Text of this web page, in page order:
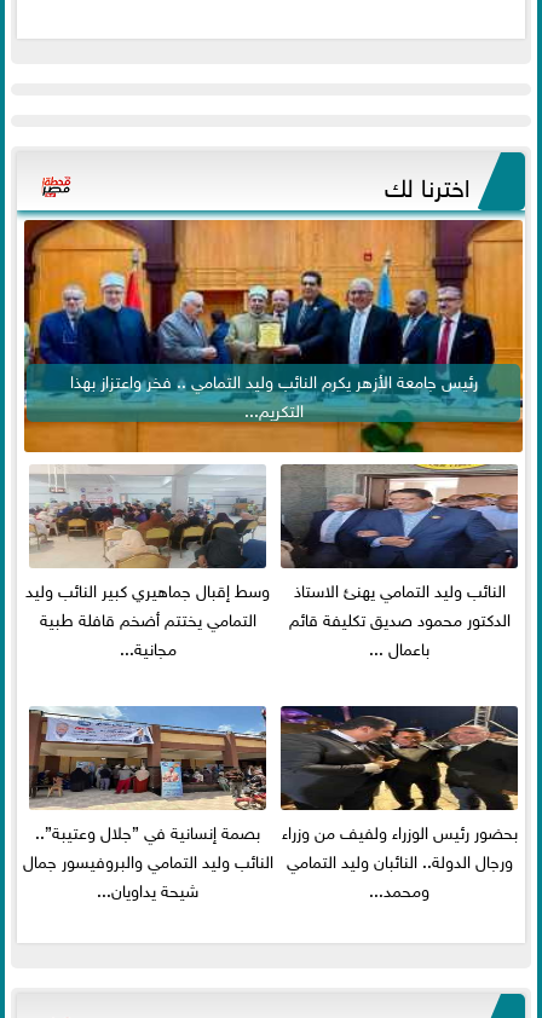
اخترنا لك
رئيس جامعة الأزهر يكرم النائب وليد التمامي .. فخر واعتزاز بهذا
التكريم...
النائب وليد التمامي يهنئ الاستاذ
الدكتور محمود صديق تكليفة قائم
باعمال ...
وسط إقبال جماهيري كبير النائب وليد
التمامي يختتم أضخم قافلة طبية
مجانية...
بحضور رئيس الوزراء ولفيف من وزراء
ورجال الدولة.. النائبان وليد التمامي
ومحمد...
بصمة إنسانية في ”جلال وعتيبة”..
النائب وليد التمامي والبروفيسور جمال
شيحة يداويان...